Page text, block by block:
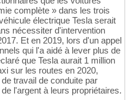
complète » dans les trois
électrique Tesla serait
nécessiter d'intervention
Et en 2019, lors d'un appel
qui l'a aidé à lever plus de
que Tesla aurait 1 million
sur les routes en 2020,
travail de conduite par
l'argent à leurs propriétaires.